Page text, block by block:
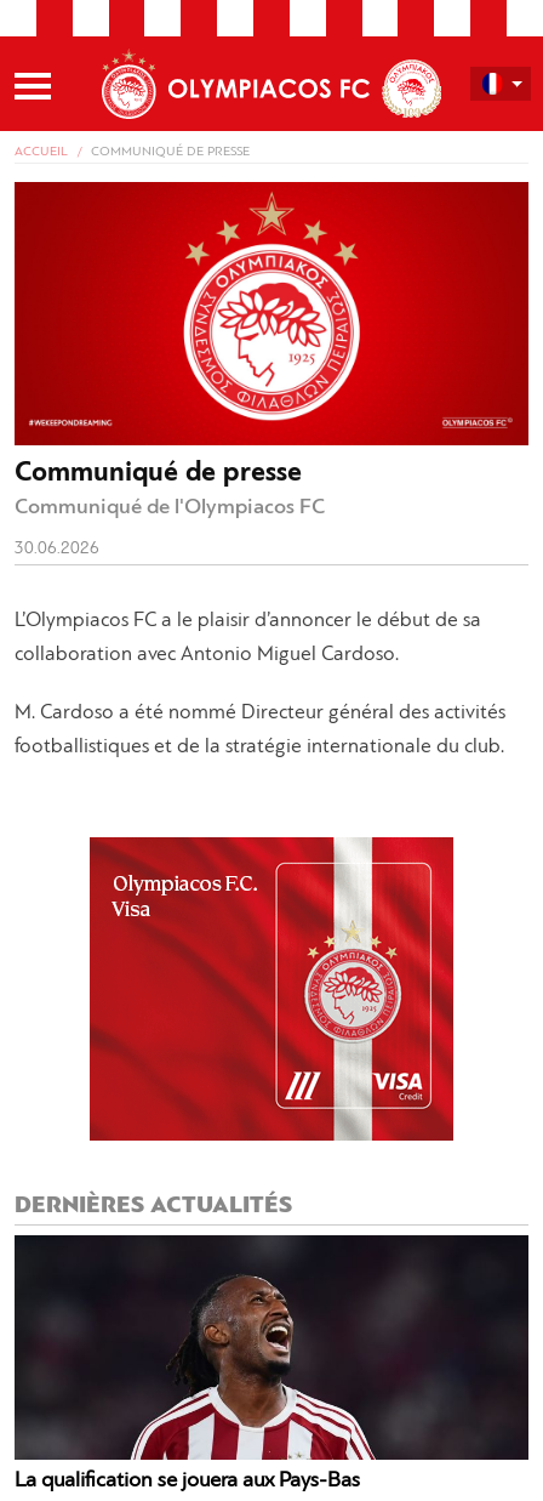
ACCUEIL COMMUNIQUÉ DE PRESSE
Communiqué de presse
Communiqué de l'Olympiacos FC
30.06.2026
L’Olympiacos FC a le plaisir d’annoncer le début de sa
collaboration avec Antonio Miguel Cardoso.
M. Cardoso a été nommé Directeur général des activités
footballistiques et de la stratégie internationale du club.
DERNIÈRES ACTUALITÉS
La qualification se jouera aux Pays-Bas